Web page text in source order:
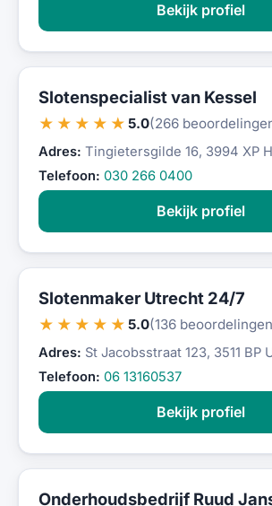
Bekijk profiel
Slotenspecialist van Kessel
★★★★★ 5.0(266
Adres: Tingietersgilde 16, 3994 XP
Telefoon: 030 266 0400
Bekijk profiel
Slotenmaker Utrecht 24/7
★★★★★ 5.0(136
Adres: St Jacobsstraat 123, 3511 BP
Telefoon: 06 13160537
Bekijk profiel
Onderhoudsbedrijf Ruud